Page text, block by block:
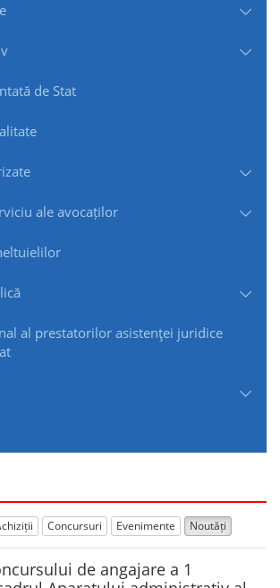
de Stat
ale avocaților
al prestatorilor asistenţei juridice
Concursuri Evenimente Noutăți
de angajare a 1